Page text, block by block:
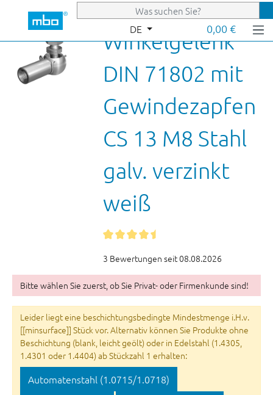
Zum Hauptinhalt springen
DE 0,00 €
Winkelgelenk
DIN 71802 mit
Gewindezapfen
CS 13 M8 Stahl
galv. verzinkt
weiß
3 Bewertungen seit 08.08.2026
Bitte wählen Sie zuerst, ob Sie Privat- oder Firmenkunde sind!
Leider liegt eine beschichtungsbedingte Mindestmenge i.H.v.
[[minsurface]] Stück vor. Alternativ können Sie Produkte ohne
Beschichtung (blank, leicht geölt) oder in Edelstahl (1.4305,
1.4301 oder 1.4404) ab Stückzahl 1 erhalten:
Automatenstahl (1.0715/1.0718)